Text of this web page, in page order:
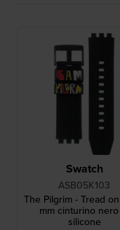
Swatch
ASB05K103
The Pilgrim - Tread on
mm cinturino
silicone